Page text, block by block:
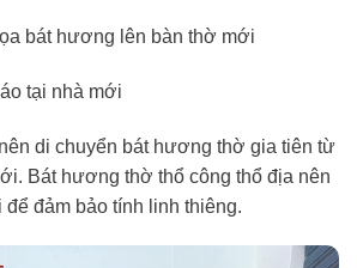
bát hương lên bàn thờ mới
tại nhà mới
di chuyển bát hương thờ gia tiên từ
Bát hương thờ thổ công thổ địa nên
đảm bảo tính linh thiêng.